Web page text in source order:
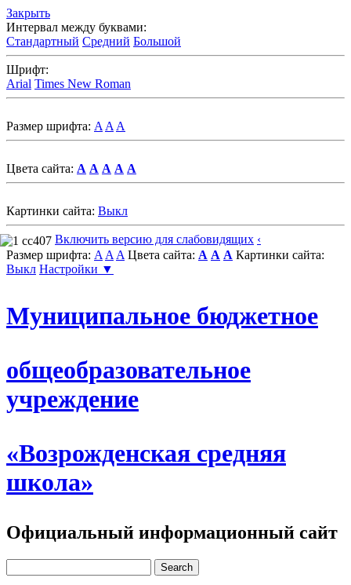
Закрыть
Интервал между буквами:
Стандартный Средний Большой
Шрифт:
Arial Times New Roman
Размер шрифта: A A A
Цвета сайта: A A A A A
Картинки сайта: Выкл
Включить версию для слабовидящих ‹
Размер шрифта: A A A Цвета сайта: A A A Картинки сайта:
Выкл Настройки ▼
Муниципальное бюджетное
общеобразовательное
учреждение
«Возрожденская средняя
школа»
Официальный информационный сайт